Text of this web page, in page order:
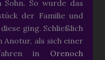
So wurde das
der Familie und
ging. Schließlich
Anotur, als sich einer
in Orenoch